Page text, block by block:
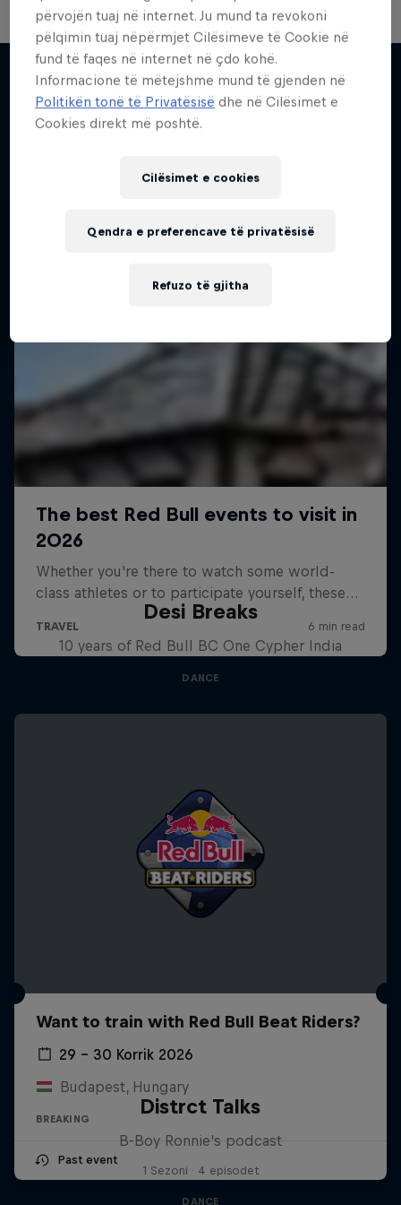
Më shumë si kjo
Take the Title
Red Bull Dance Your Style
1 Sezoni · 4 episodet
Desi Breaks
10 years of Red Bull BC One Cypher India
DANCE
Want to train with Red Bull Beat Riders?
29 – 30 Korrik 2026
Budapest, Hungary
BREAKING
Past event
Distrct Talks
B-Boy Ronnie's podcast
1 Sezoni · 4 episodet
DANCE
përvojën tuaj në internet. Ju mund ta revokoni
pëlqimin tuaj nëpërmjet Cilësimeve të Cookie në
fund të faqes në internet në çdo kohë.
Informacione të mëtejshme mund të gjenden në
Politikën tonë të Privatësisë dhe në Cilësimet e
Cookies direkt më poshtë.
Cilësimet e cookies
Refuzo të gjitha
Qendra e preferencave të privatësisë